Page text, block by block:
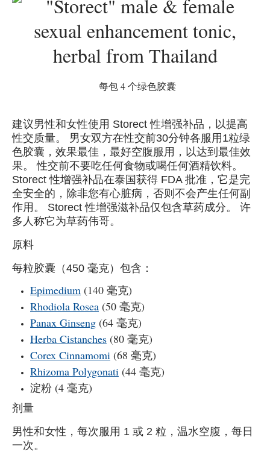
每包 4 个绿色胶囊
建议男性和女性使用 Storect 性增强补品，以提高
性交质量。 男女双方在性交前30分钟各服用1粒绿
色胶囊，效果最佳，最好空腹服用，以达到最佳效
果。 性交前不要吃任何食物或喝任何酒精饮料。
Storect 性增强补品在泰国获得 FDA 批准，它是完
全安全的，除非您有心脏病，否则不会产生任何副
作用。 Storect 性增强滋补品仅包含草药成分。 许
多人称它为草药伟哥。
原料
每粒胶囊（450 毫克）包含：
Epimedium (140 毫克)
Rhodiola Rosea (50 毫克)
Panax Ginseng (64 毫克)
Herba Cistanches (80 毫克)
Corex Cinnamomi (68 毫克)
Rhizoma Polygonati (44 毫克)
淀粉 (4 毫克)
剂量
男性和女性，每次服用 1 或 2 粒，温水空腹，每日
一次。